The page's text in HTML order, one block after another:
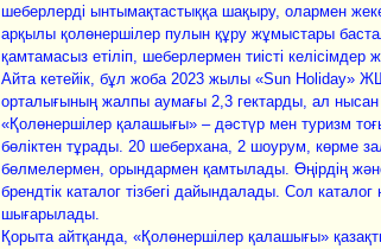
шеберлерді ынтымақтастыққа шақыру, олармен
арқылы қолөнершілер пулын құру жұмыстары
қамтамасыз етіліп, шеберлермен тиісті келісімдер
Айта кетейік, бұл жоба 2023 жылы «Sun Holiday»
орталығының жалпы аумағы 2,3 гектарды, ал
«Қолөнершілер қалашығы» – дәстүр мен туризм
бөліктен тұрады. 20 шеберхана, 2 шоурум, көрме
бөлмелермен, орындармен қамтылады. Өңірдің
брендтік каталог тізбегі дайындалады. Сол
шығарылады.
Қорыта айтқанда, «Қолөнершілер қалашығы»